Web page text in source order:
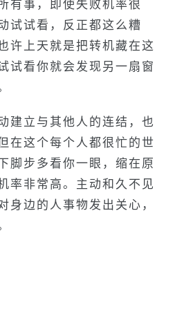
有事，即使失败机率很
试试看，反正都这么糟
许上天就是把转机藏在这
试看你就会发现另一扇窗
建立与其他人的连结，也
在这个每个人都很忙的世
脚步多看你一眼，缩在原
率非常高。主动和久不见
身边的人事物发出关心，